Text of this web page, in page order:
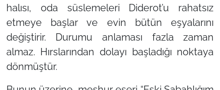
halısı, oda süslemeleri Diderot’u rahatsız
etmeye başlar ve evin bütün eşyalarını
değiştirir. Durumu anlaması fazla zaman
almaz. Hırslarından dolayı başladığı noktaya
dönmüştür.